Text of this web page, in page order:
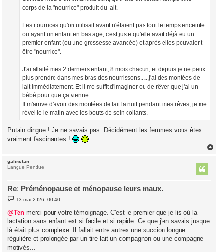
corps de la "nourrice" produit du lait.
Les nourrices qu'on utilisait avant n'étaient pas tout le temps enceinte
ou ayant un enfant en bas age, c'est juste qu'elle avait déjà eu un
premier enfant (ou une grossesse avancée) et après elles pouvaient
être "nourrice".
J'ai allaité mes 2 derniers enfant, 8 mois chacun, et depuis je ne peux
plus prendre dans mes bras des nourrissons......j'ai des montées de
lait immédiatement. Et il me suffit d'imaginer ou de rêver que j'ai un
bébé pour que ça vienne.
Il m'arrive d'avoir des montées de lait la nuit pendant mes rêves, je me
réveille le matin avec les bouts de sein collants.
Putain dingue ! Je ne savais pas. Décidément les femmes vous êtes
vraiment fascinantes !
galinstan
Langue Pendue
Re: Préménopause et ménopause leurs maux.
M
e
s
s
a
g
e
13 mai 2026, 00:40
@Ten merci pour votre témoignage. C'est le premier que je lis où la
lactation sans enfant est si facile et si rapide. Ce que j'en savais jusque
là était plus complexe. Il fallait entre autres une succion longue
régulière et prolongée par un tire lait un compagnon ou une compagne
motivés...